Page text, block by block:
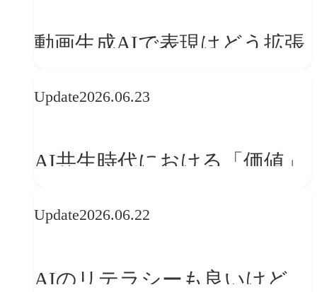
動画生成AIで表現はどう拡張
伸吾が語る、AI時代の「プロ
Update2026.06.23
AI共生時代における「価値」
「正解」をAIが教えてくれる
Update2026.06.22
AIのリテラシーも良いけど、